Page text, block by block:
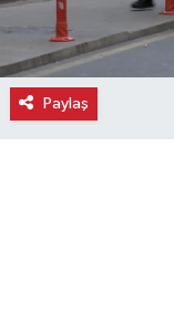
Paylaş
Haber
İlçe Haberleri